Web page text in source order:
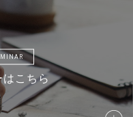
こちら